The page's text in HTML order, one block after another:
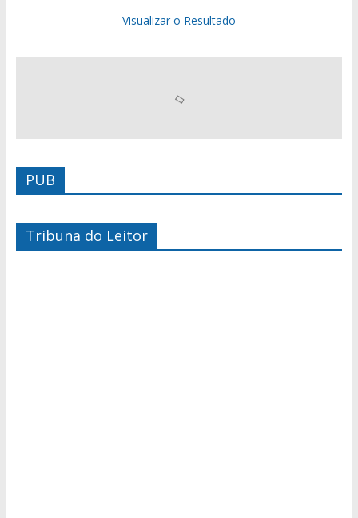
Visualizar o Resultado
PUB
Tribuna do Leitor